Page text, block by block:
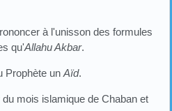
à l'unisson des formules
qu'Allahu Akbar.
Prophète un Aïd.
mois islamique de Chaban et